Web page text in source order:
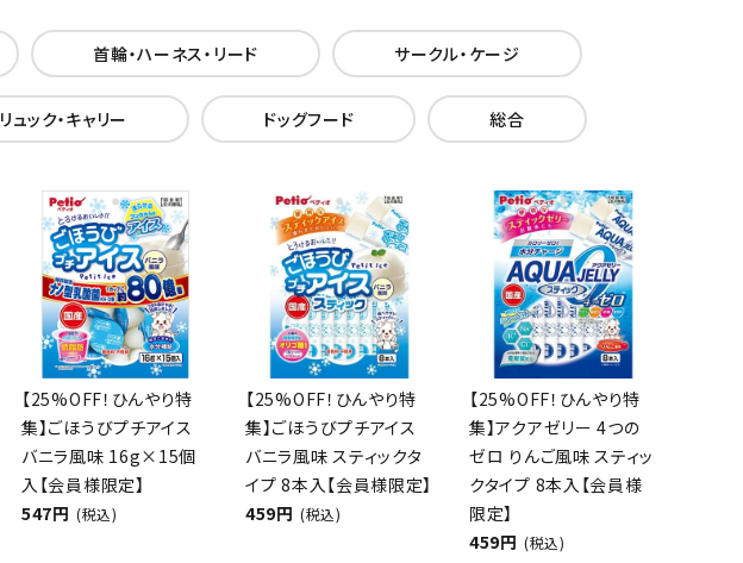
首輪・ハーネス・リード サークル・ケージ
リュック・キャリー ドッグフード 総合
【25%OFF！ひんやり特
集】ごほうびプチアイス
バニラ風味 16g×15個
入【会員様限定】
547円 (税込)
【25%OFF！ひんやり特
集】ごほうびプチアイス
バニラ風味 スティックタ
イプ 8本入【会員様限定】
459円 (税込)
【25%OFF！ひんやり特
集】アクアゼリー 4つの
ゼロ りんご風味 スティッ
クタイプ 8本入【会員様
限定】
459円 (税込)